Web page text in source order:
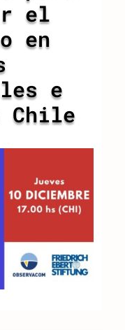
el
en
e
Chile